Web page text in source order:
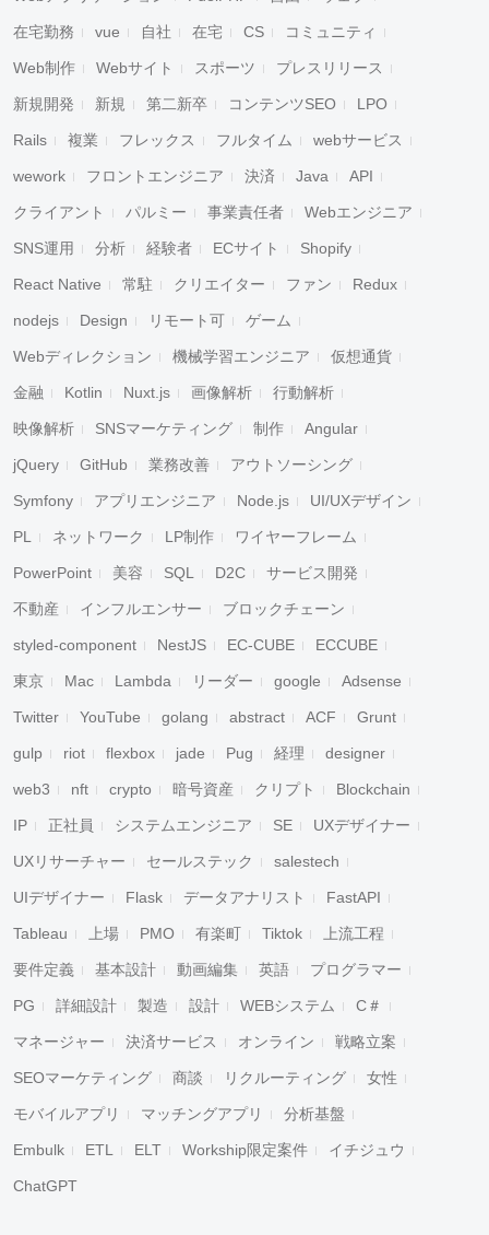
在宅勤務 vue 自社 在宅 CS コミュニティ
Web制作 Webサイト スポーツ プレスリリース
新規開発 新規 第二新卒 コンテンツSEO LPO
Rails 複業 フレックス フルタイム webサービス
wework フロントエンジニア 決済 Java API
クライアント パルミー 事業責任者 Webエンジニア
SNS運用 分析 経験者 ECサイト Shopify
React Native 常駐 クリエイター ファン Redux
nodejs Design リモート可 ゲーム
Webディレクション 機械学習エンジニア 仮想通貨
金融 Kotlin Nuxt.js 画像解析 行動解析
映像解析 SNSマーケティング 制作 Angular
jQuery GitHub 業務改善 アウトソーシング
Symfony アプリエンジニア Node.js UI/UXデザイン
PL ネットワーク LP制作 ワイヤーフレーム
PowerPoint 美容 SQL D2C サービス開発
不動産 インフルエンサー ブロックチェーン
styled-component NestJS EC-CUBE ECCUBE
東京 Mac Lambda リーダー google Adsense
Twitter YouTube golang abstract ACF Grunt
gulp riot flexbox jade Pug 経理 designer
web3 nft crypto 暗号資産 クリプト Blockchain
IP 正社員 システムエンジニア SE UXデザイナー
UXリサーチャー セールステック salestech
UIデザイナー Flask データアナリスト FastAPI
Tableau 上場 PMO 有楽町 Tiktok 上流工程
要件定義 基本設計 動画編集 英語 プログラマー
PG 詳細設計 製造 設計 WEBシステム C＃
マネージャー 決済サービス オンライン 戦略立案
SEOマーケティング 商談 リクルーティング 女性
モバイルアプリ マッチングアプリ 分析基盤
Embulk ETL ELT Workship限定案件 イチジュウ
ChatGPT